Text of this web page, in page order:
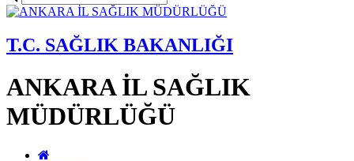
T.C. SAĞLIK BAKANLIĞI
ANKARA İL SAĞLIK
MÜDÜRLÜĞÜ